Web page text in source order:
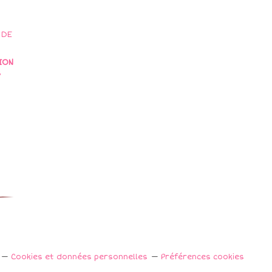
Cookies et données personnelles Préférences cookies